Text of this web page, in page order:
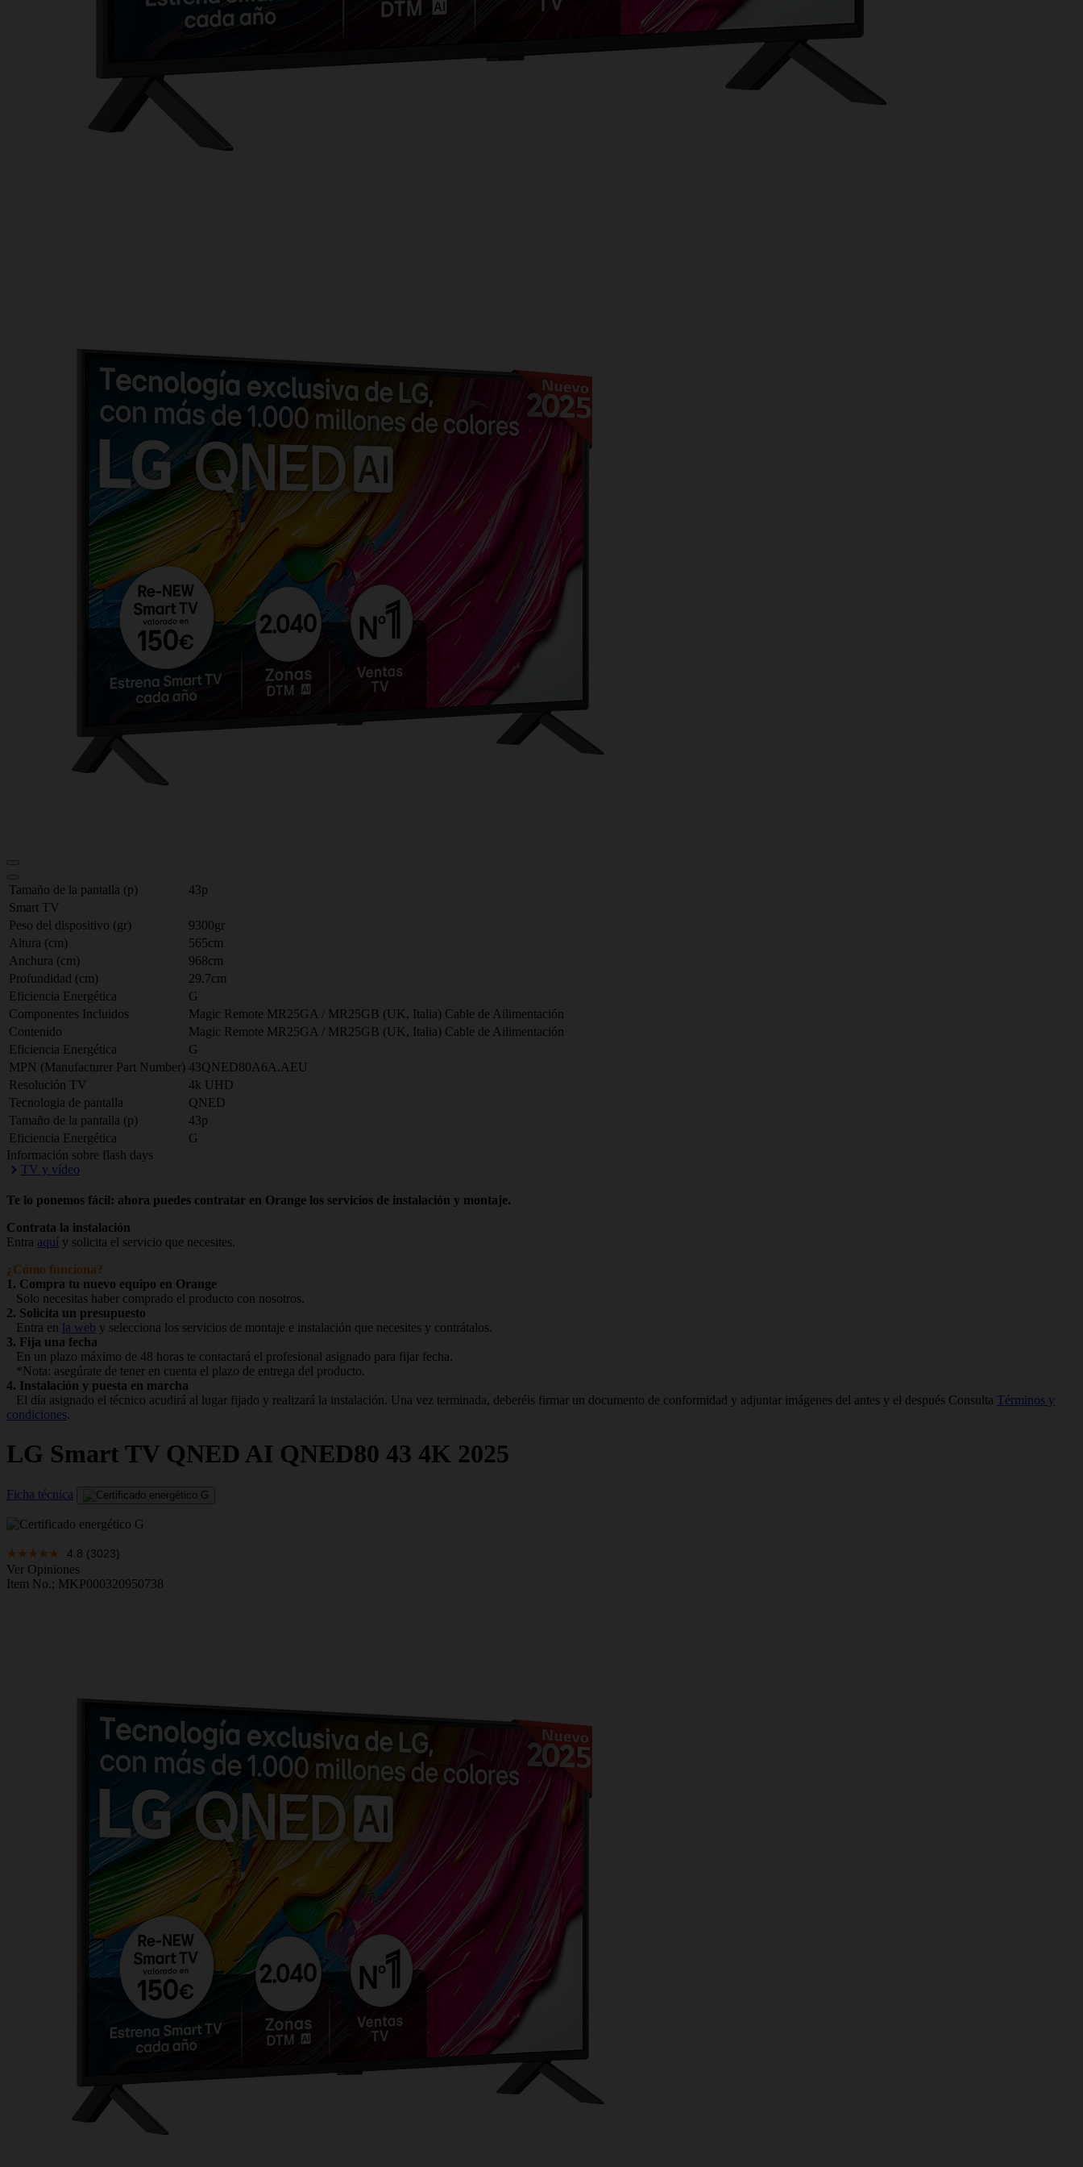
Tamaño de la pantalla (p)
43p
Smart TV
Peso del dispositivo (gr)
9300gr
Altura (cm)
565cm
Anchura (cm)
968cm
Profundidad (cm)
29.7cm
Eficiencia Energética
G
Componentes Incluidos
Magic Remote MR25GA / MR25GB (UK, Italia) Cable de Ailimentación
Contenido
Magic Remote MR25GA / MR25GB (UK, Italia) Cable de Ailimentación
Eficiencia Energética
G
MPN (Manufacturer Part Number) 43QNED80A6A.AEU
Resolución TV
4k UHD
Tecnologia de pantalla
QNED
Tamaño de la pantalla (p)
43p
Eficiencia Energética
G
Información sobre flash days
TV y vídeo
Te lo ponemos fácil: ahora puedes contratar en Orange los servicios de instalación y montaje.
Contrata la instalación
Entra aquí y solicita el servicio que necesites.
¿Cómo funciona?
1. Compra tu nuevo equipo en Orange
Solo necesitas haber comprado el producto con nosotros.
2. Solicita un presupuesto
Entra en la web y selecciona los servicios de montaje e instalación que necesites y contrátalos.
3. Fija una fecha
En un plazo máximo de 48 horas te contactará el profesional asignado para fijar fecha.
*Nota: asegúrate de tener en cuenta el plazo de entrega del producto.
4. Instalación y puesta en marcha
El día asignado el técnico acudirá al lugar fijado y realizará la instalación. Una vez terminada, deberéis firmar un documento de conformidad y adjuntar imágenes del antes y el después Consulta Términos y
condiciones.
LG Smart TV QNED AI QNED80 43 4K 2025
Ficha técnica
4.8 (3023)
Ver Opiniones
Item No.; MKP000320950738